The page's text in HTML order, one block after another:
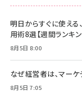
明日からすぐに使え
用術8選【週間ランキン
8月5日 8:00
なぜ経営者は、マー
8月5日 7:05